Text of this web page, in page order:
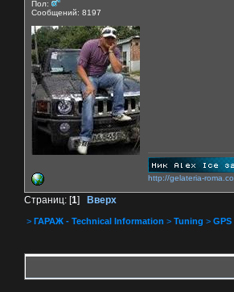
Пол:
Сообщений: 8197
http://gelateria-
Страниц: [1] Вверх
> ГАРАЖ - Technical Information > Tuning > GPS